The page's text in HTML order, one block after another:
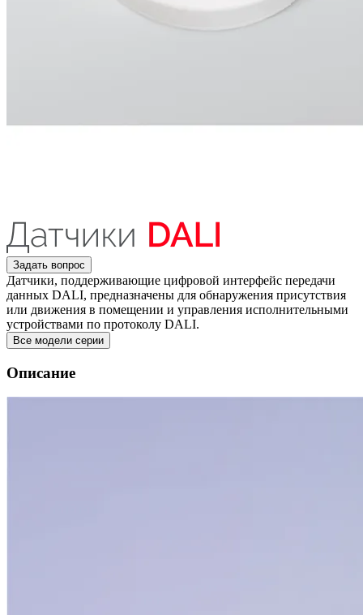
Задать вопрос
Датчики, поддерживающие цифровой интерфейс передачи
данных DALI, предназначены для обнаружения присутствия
или движения в помещении и управления исполнительными
устройствами по протоколу DALI.
Все модели серии
Описание